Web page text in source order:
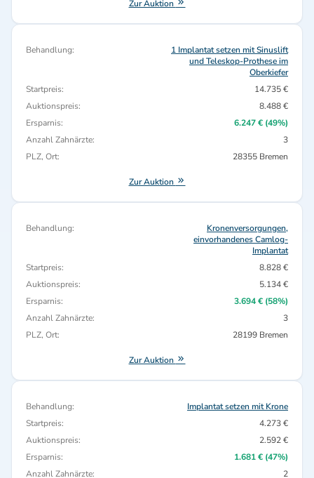
Zur Auktion
Behandlung:
1 Implantat setzen mit Sinuslift
und Teleskop-Prothese im
Oberkiefer
Startpreis:
14.735 €
Auktionspreis:
8.488 €
Ersparnis:
6.247 € (49%)
Anzahl Zahnärzte:
3
PLZ, Ort:
28355 Bremen
Zur Auktion
Behandlung:
Kronenversorgungen,
einvorhandenes Camlog-
Implantat
Startpreis:
8.828 €
Auktionspreis:
5.134 €
Ersparnis:
3.694 € (58%)
Anzahl Zahnärzte:
3
PLZ, Ort:
28199 Bremen
Zur Auktion
Behandlung:
Implantat setzen mit Krone
Startpreis:
4.273 €
Auktionspreis:
2.592 €
Ersparnis:
1.681 € (47%)
Anzahl Zahnärzte:
2